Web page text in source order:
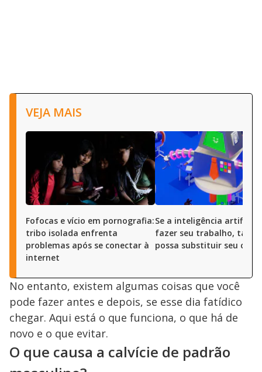
VEJA MAIS
Fofocas e vício em pornografia:
tribo isolada enfrenta
problemas após se conectar à
internet
Se a inteligência artificial
fazer seu trabalho, talvez
possa substituir seu
No entanto, existem algumas coisas que você
pode fazer antes e depois, se esse dia fatídico
chegar. Aqui está o que funciona, o que há de
novo e o que evitar.
O que causa a calvície de padrão